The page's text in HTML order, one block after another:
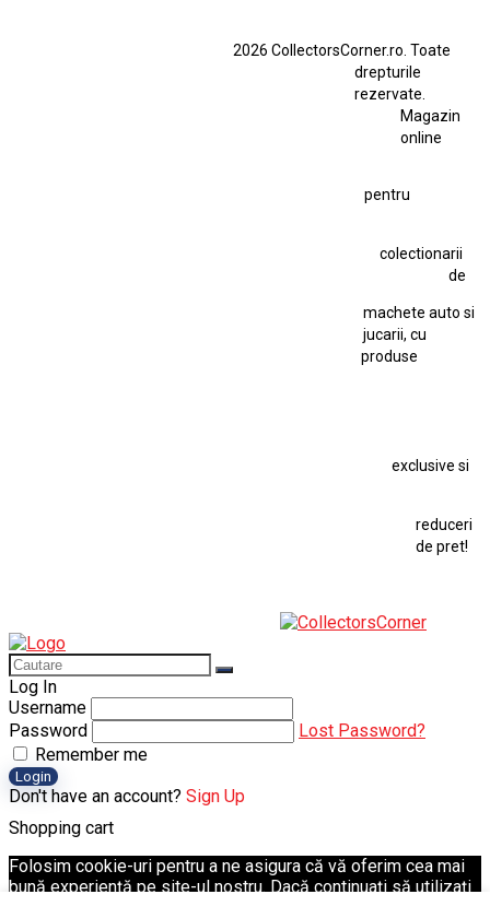
2026 CollectorsCorner.ro. Toate
drepturile
rezervate.
Magazin
online
pentru
colectionarii
de
machete auto si
jucarii, cu
produse
exclusive si
reduceri
de pret!
Log In
Username
Password
Lost Password?
Remember me
Login
Don't have an account? Sign Up
Shopping cart
Folosim cookie-uri pentru a ne asigura că vă oferim cea mai
bună experiență pe site-ul nostru. Dacă continuați să utilizați